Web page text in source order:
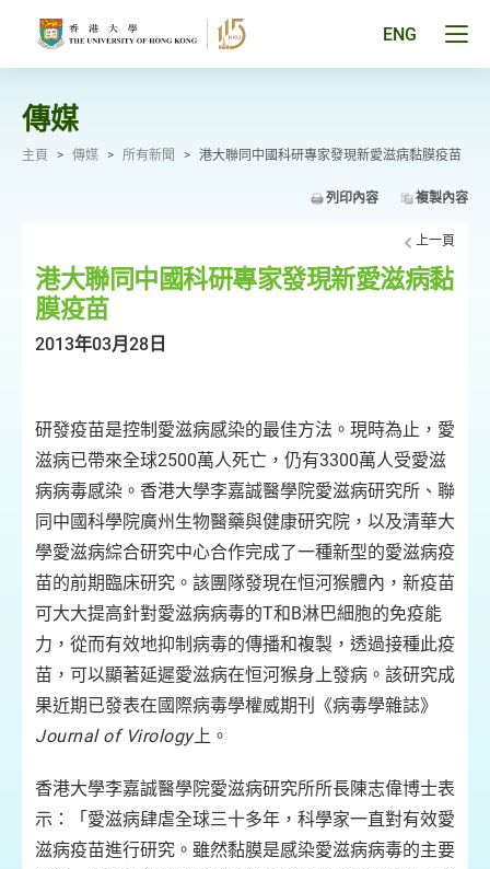
ENG
傳媒
主頁 > 傳媒 > 所有新聞 > 港大聯同中國科研專家發現新愛滋病黏膜疫苗
列印內容 複製內容
上一頁
港大聯同中國科研專家發現新愛滋病黏
膜疫苗
2013年03月28日
研發疫苗是控制愛滋病感染的最佳方法。現時為止，愛
滋病已帶來全球2500萬人死亡，仍有3300萬人受愛滋
病病毒感染。香港大學李嘉誠醫學院愛滋病研究所、聯
同中國科學院廣州生物醫藥與健康研究院，以及清華大
學愛滋病綜合研究中心合作完成了一種新型的愛滋病疫
苗的前期臨床研究。該團隊發現在恒河猴體內，新疫苗
可大大提高針對愛滋病病毒的T和B淋巴細胞的免疫能
力，從而有效地抑制病毒的傳播和複製，透過接種此疫
苗，可以顯著延遲愛滋病在恒河猴身上發病。該研究成
果近期已發表在國際病毒學權威期刊《病毒學雜誌》
Journal of Virology上。
香港大學李嘉誠醫學院愛滋病研究所所長陳志偉博士表
示：「愛滋病肆虐全球三十多年，科學家一直對有效愛
滋病疫苗進行研究。雖然黏膜是感染愛滋病病毒的主要